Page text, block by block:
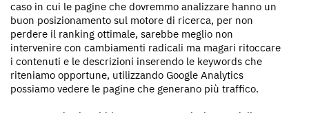
caso in cui le pagine che dovremmo analizzare hanno un
buon posizionamento sul motore di ricerca, per non
perdere il ranking ottimale, sarebbe meglio non
intervenire con cambiamenti radicali ma magari ritoccare
i contenuti e le descrizioni inserendo le keywords che
riteniamo opportune, utilizzando Google Analytics
possiamo vedere le pagine che generano più traffico.